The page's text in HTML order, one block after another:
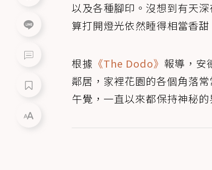
以及各種腳印。沒想到有天
算打開燈光依然睡得相當香
根據 《The Dodo》 報導，安
鄰居，家裡花園的各個角落
午覺，一直以來都保持神秘